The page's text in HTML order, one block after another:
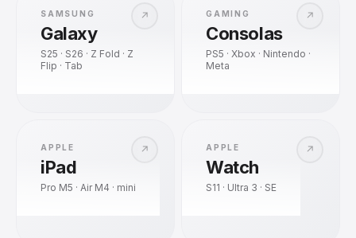
↗
SAMSUNG
Galaxy
S25 · S26 · Z Fold · Z
Flip · Tab
↗
GAMING
Consolas
PS5 · Xbox · Nintendo ·
Meta
↗
APPLE
iPad
Pro M5 · Air M4 · mini
↗
APPLE
Watch
S11 · Ultra 3 · SE